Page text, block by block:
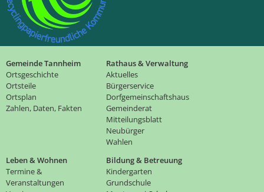
Gemeinde Tannheim
Ortsgeschichte
Ortsteile
Ortsplan
Zahlen, Daten, Fakten
Rathaus & Verwaltung
Aktuelles
Bürgerservice
Dorfgemeinschaftshaus
Gemeinderat
Mitteilungsblatt
Neubürger
Wahlen
Leben & Wohnen
Termine &
Veranstaltungen
Bildung & Betreuung
Kindergarten
Grundschule